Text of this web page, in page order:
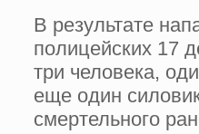
В результате
полицейских 17
три человека,
еще один
смертельного